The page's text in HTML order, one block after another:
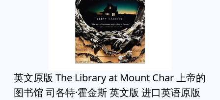
英文原版 The Library at Mount Char 上帝的
图书馆 司各特·霍金斯 英文版 进口英语原版